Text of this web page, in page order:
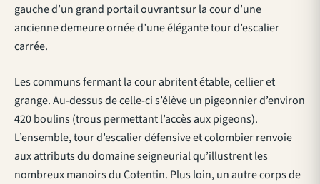
gauche d’un grand portail ouvrant sur la cour d’une
ancienne demeure ornée d’une élégante tour d’escalier
carrée.
Les communs fermant la cour abritent étable, cellier et
grange. Au-dessus de celle-ci s’élève un pigeonnier d’environ
420 boulins (trous permettant l’accès aux pigeons).
L’ensemble, tour d’escalier défensive et colombier renvoie
aux attributs du domaine seigneurial qu’illustrent les
nombreux manoirs du Cotentin. Plus loin, un autre corps de